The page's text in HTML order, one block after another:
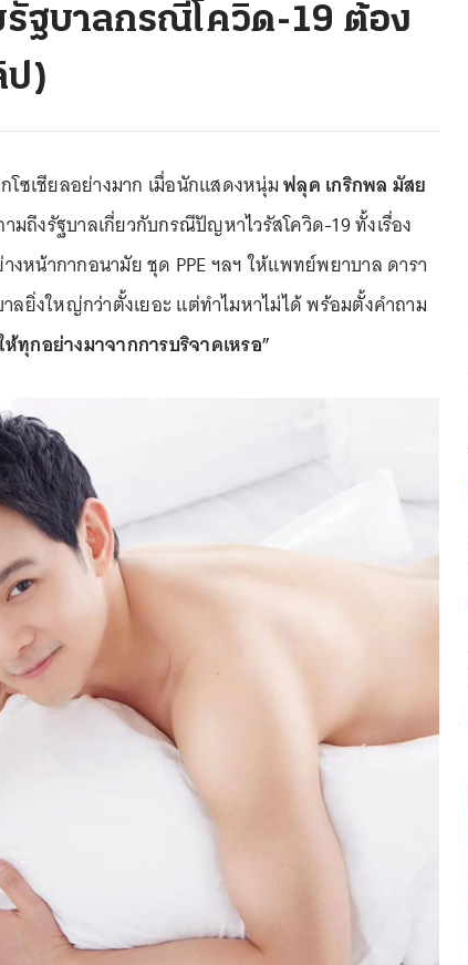
ฐบาลกรณีโควิด-19 ต้อง
ป)
โซเชียลอย่างมาก เมื่อนักแสดงหนุ่มฟลุค เกริกพล มัสย
มถึงรัฐบาลเกี่ยวกับกรณีปัญหาไวรัสโควิด-19 ทั้งเรื่อง
งหน้ากากอนามัย ชุด PPE ฯลฯ ให้แพทย์พยาบาล ดารา
ลยิ่งใหญ่กว่าตั้งเยอะ แต่ทำไมหาไม่ได้ พร้อมตั้งคำถาม
ห้ทุกอย่างมาจากการบริจาคเหรอ”